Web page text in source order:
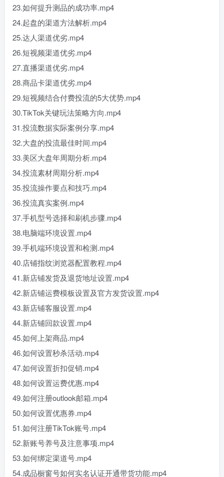
23.如何提升测品的成功率.mp4
24.起盘的渠道方法解析.mp4
25.达人渠道优劣.mp4
26.短视频渠道优劣.mp4
27.直播渠道优劣.mp4
28.商品卡渠道优劣.mp4
29.短视频结合付费投流的5大优势.mp4
30.TikTok关键玩法策略方向.mp4
31.投流数据实际案例分享.mp4
32.大盘的投流最佳时间.mp4
33.美区大盘年周期分析.mp4
34.投流素材周期分析.mp4
35.投流操作要点和技巧.mp4
36.投流真实案例.mp4
37.手机型号选择和刷机步骤.mp4
38.电脑端环境设置.mp4
39.手机端环境设置和检测.mp4
40.店铺指纹浏览器配置教程.mp4
41.新店铺发货及退货地址设置.mp4
42.新店铺运费模板设置及官方发货设置.mp4
43.新店铺客服设置.mp4
44.新店铺回款设置.mp4
45.如何上架商品.mp4
46.如何设置秒杀活动.mp4
47.如何设置折扣促销.mp4
48.如何设置运费优惠.mp4
49.如何注册outlook邮箱.mp4
50.如何设置优惠券.mp4
51.如何注册TikTok账号.mp4
52.新账号养号及注意事项.mp4
53.如何绑定渠道号.mp4
54.成品橱窗号如何实名认证开通带货功能.mp4